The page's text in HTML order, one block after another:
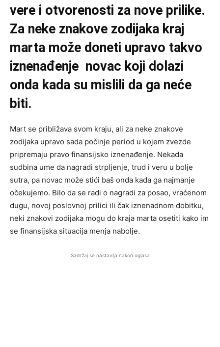
vere i otvorenosti za nove prilike.
Za neke znakove zodijaka kraj
marta može doneti upravo takvo
iznenađenje novac koji dolazi
onda kada su mislili da ga neće
biti.
Mart se približava svom kraju, ali za neke znakove
zodijaka upravo sada počinje period u kojem zvezde
pripremaju pravo finansijsko iznenađenje. Nekada
sudbina ume da nagradi strpljenje, trud i veru u bolje
sutra, pa novac može stići baš onda kada ga najmanje
očekujemo. Bilo da se radi o nagradi za posao, vraćenom
dugu, novoj poslovnoj prilici ili čak iznenadnom dobitku,
neki znakovi zodijaka mogu do kraja marta osetiti kako im
se finansijska situacija menja nabolje.
Sadržaj se nastavlja nakon oglasa